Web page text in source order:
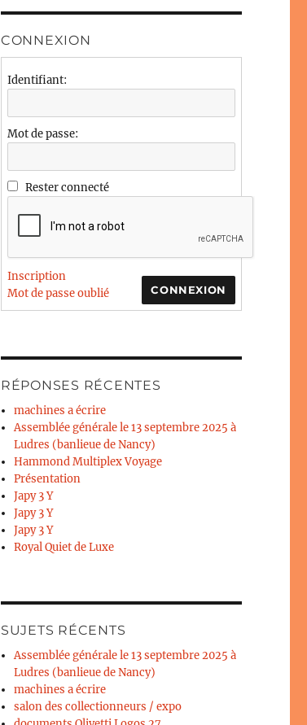
CONNEXION
Identifiant:
Mot de passe:
Rester connecté
CONNEXION
Inscription
Mot de passe oublié
RÉPONSES RÉCENTES
machines a écrire
Assemblée générale le 13 septembre 2025 à
Ludres (banlieue de Nancy)
Hammond Multiplex Voyage
Présentation
Japy 3 Y
Japy 3 Y
Japy 3 Y
Royal Quiet de Luxe
SUJETS RÉCENTS
Assemblée générale le 13 septembre 2025 à
Ludres (banlieue de Nancy)
machines a écrire
salon des collectionneurs / expo